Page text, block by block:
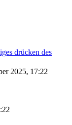
drücken des
2025, 17:22